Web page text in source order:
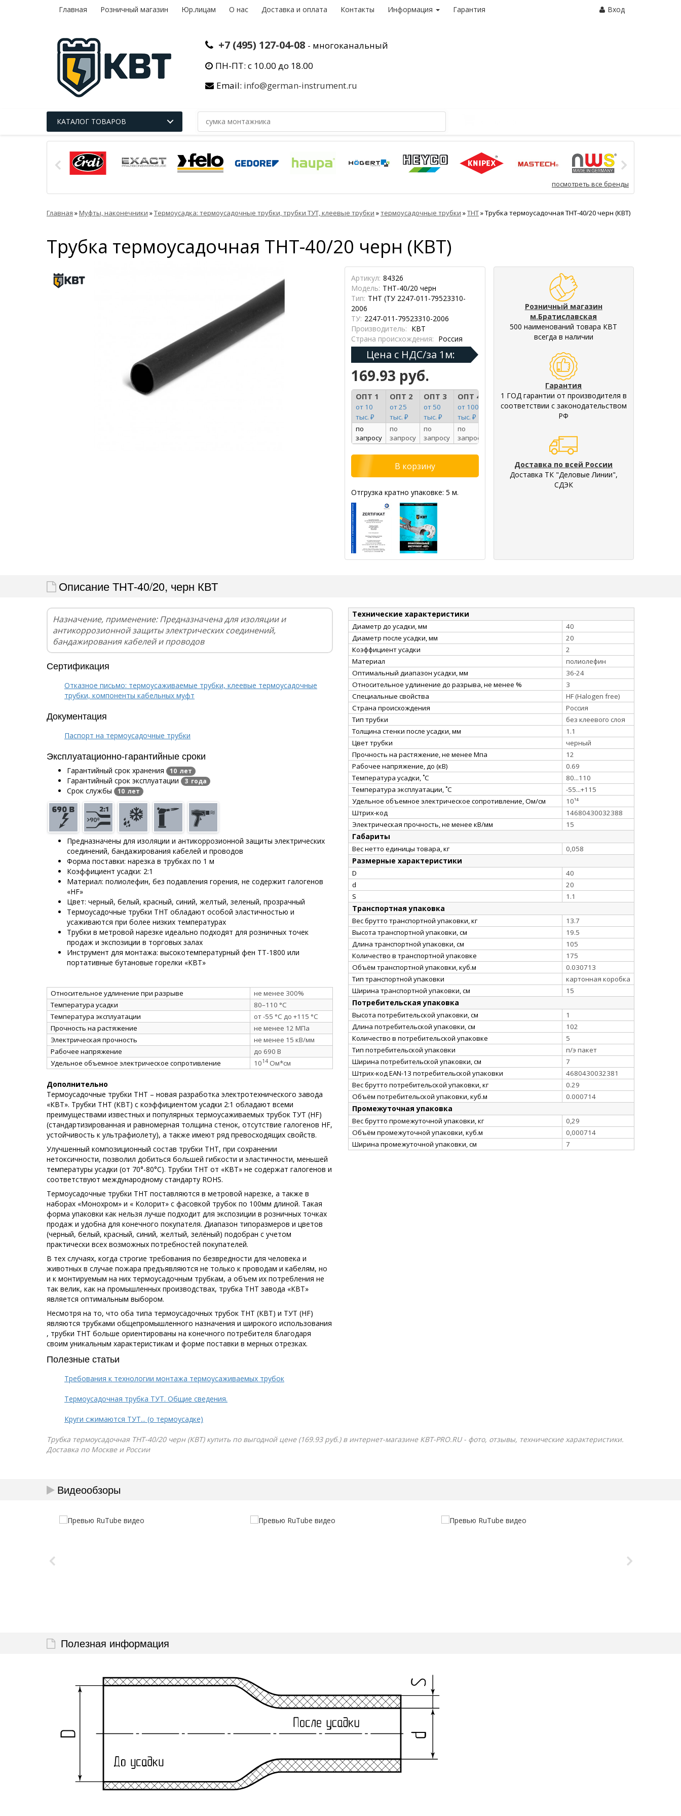
Главная Розничный магазин Юр.лицам О нас Доставка и оплата Контакты Информация Гарантия Вход
+7 (495) 127-04-08 - многоканальный
ПН-ПТ: с 10.00 до 18.00
Email: info@german-instrument.ru
КАТАЛОГ ТОВАРОВ
посмотреть все бренды
Главная »Муфты, наконечники »Термоусадка: термоусадочные трубки, трубки ТУТ, клеевые трубки »термоусадочные трубки »ТНТ»Трубка термоусадочная ТНТ-40/20 черн (КВТ)
Трубка термоусадочная ТНТ-40/20 черн (КВТ)
Артикул: 84326
Модель: ТНТ-40/20 черн
Тип: ТНТ (ТУ 2247-011-79523310-
2006
ТУ: 2247-011-79523310-2006
Производитель: КВТ
Страна происхождения: Россия
Цена с НДС/за 1м:
169.93 руб.
ОПТ 1
от 10
тыс. ₽
ОПТ 2
от 25
тыс. ₽
ОПТ 3
от 50
тыс. ₽
ОПТ 4
от 100
тыс. ₽
по
запросу
по
запросу
по
запросу
по
запросу
Отгрузка кратно упаковке: 5 м.
Розничный магазин
м.Братиславская
500 наименований товара КВТ
всегда в наличии
Гарантия
1 ГОД гарантии от производителя в
соответствии с законодательством
РФ
Доставка по всей России
Доставка ТК "Деловые Линии",
СДЭК
Описание ТНТ-40/20, черн КВТ
Назначение, применение: Предназначена для изоляции и
антикоррозионной защиты электрических соединений,
бандажирования кабелей и проводов
Сертификация
Отказное письмо: термоусаживаемые трубки, клеевые термоусадочные
трубки, компоненты кабельных муфт
Документация
Паспорт на термоусадочные трубки
Эксплуатационно-гарантийные сроки
Гарантийный срок хранения 10 лет
Гарантийный срок эксплуатации 3 года
Срок службы 10 лет
Предназначены для изоляции и антикоррозионной защиты электрических
соединений, бандажирования кабелей и проводов
Форма поставки: нарезка в трубках по 1 м
Коэффициент усадки: 2:1
Материал: полиолефин, без подавления горения, не содержит галогенов
«HF»
Цвет: черный, белый, красный, синий, желтый, зеленый, прозрачный
Термоусадочные трубки ТНТ обладают особой эластичностью и
усаживаются при более низких температурах
Трубки в метровой нарезке идеально подходят для розничных точек
продаж и экспозиции в торговых залах
Инструмент для монтажа: высокотемпературный фен ТТ-1800 или
портативные бутановые горелки «КВТ»
Относительное удлинение при разрыве
не менее 300%
Температура усадки
80–110 °C
Температура эксплуатации
от -55 °C до +115 °C
Прочность на растяжение
не менее 12 МПа
Электрическая прочность
не менее 15 кВ/мм
Рабочее напряжение
до 690 В
Удельное объемное электрическое сопротивление
1014 Ом*см
Дополнительно
Термоусадочные трубки ТНТ – новая разработка электротехнического завода
«КВТ». Трубки ТНТ (КВТ) с коэффициентом усадки 2:1 обладают всеми
преимуществами известных и популярных термоусаживаемых трубок ТУТ (HF)
(стандартизированная и равномерная толщина стенок, отсутствие галогенов HF,
устойчивость к ультрафиолету), а также имеют ряд превосходящих свойств.
Улучшенный композиционный состав трубки ТНТ, при сохранении
нетоксичности, позволил добиться большей гибкости и эластичности, меньшей
температуры усадки (от 70°-80°С). Трубки ТНТ от «КВТ» не содержат галогенов и
соответствуют международному стандарту ROHS.
Термоусадочные трубки ТНТ поставляются в метровой нарезке, а также в
наборах «Монохром» и « Колорит» с фасовкой трубок по 100мм длиной. Такая
форма упаковки как нельзя лучше подходит для экспозиции в розничных точках
продаж и удобна для конечного покупателя. Диапазон типоразмеров и цветов
(черный, белый, красный, синий, желтый, зелёный) подобран с учетом
практически всех возможных потребностей покупателей.
В тех случаях, когда строгие требования по безвредности для человека и
животных в случае пожара предъявляются не только к проводам и кабелям, но
и к монтируемым на них термоусадочным трубкам, а объем их потребления не
так велик, как на промышленных производствах, трубка ТНТ завода «КВТ»
является оптимальным выбором.
Несмотря на то, что оба типа термоусадочных трубок ТНТ (КВТ) и ТУТ (HF)
являются трубками общепромышленного назначения и широкого использования
, трубки ТНТ больше ориентированы на конечного потребителя благодаря
своим уникальным характеристикам и форме поставки в мерных отрезках.
Полезные статьи
Требования к технологии монтажа термоусаживаемых трубок
Термоусадочная трубка ТУТ. Общие сведения.
Круги сжимаются ТУТ... (о термоусадке)
Технические характеристики
Диаметр до усадки, мм
40
Диаметр после усадки, мм
20
Коэффициент усадки
2
Материал
полиолефин
Оптимальный диапазон усадки, мм
36-24
Относительное удлинение до разрыва, не менее %
3
Специальные свойства
HF (Halogen free)
Страна происхождения
Россия
Тип трубки
без клеевого слоя
Толщина стенки после усадки, мм
1.1
Цвет трубки
черный
Прочность на растяжение, не менее Мпа
12
Рабочее напряжение, до (кВ)
0.69
Температура усадки, ˚С
80...110
Температура эксплуатации, ˚С
-55...+115
Удельное объемное электрическое сопротивление, Ом/см
10¹⁴
Штрих-код
14680430032388
Электрическая прочность, не менее кВ/мм
15
Габариты
Вес нетто единицы товара, кг 0,058
Размерные характеристики
D
40
d
20
S
1.1
Транспортная упаковка
Вес брутто транспортной упаковки, кг
13.7
Высота транспортной упаковки, см
19.5
Длина транспортной упаковки, см
105
Количество в транспортной упаковке
175
Объём транспортной упаковки, куб.м
0.030713
Тип транспортной упаковки
картонная коробка
Ширина транспортной упаковки, см
15
Потребительская упаковка
Высота потребительской упаковки, см
1
Длина потребительской упаковки, см
102
Количество в потребительской упаковке
5
Тип потребительской упаковки
п/э пакет
Ширина потребительской упаковки, см
7
Штрих-код EAN-13 потребительской упаковки
4680430032381
Вес брутто потребительской упаковки, кг
0.29
Объём потребительской упаковки, куб.м
0.000714
Промежуточная упаковка
Вес брутто промежуточной упаковки, кг
0,29
Объём промежуточной упаковки, куб.м
0,000714
Ширина промежуточной упаковки, см
7
Трубка термоусадочная ТНТ-40/20 черн (КВТ) купить по выгодной цене (169.93 руб.) в интернет-магазине КВТ-PRO.RU - фото, отзывы, технические характеристики.
Доставка по Москве и России
Видеообзоры
Полезная информация